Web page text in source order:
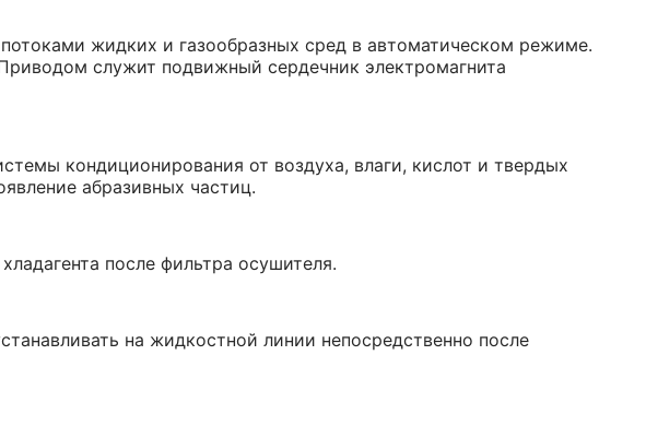
жидких и газообразных сред в автоматическом режиме.
служит подвижный сердечник электромагнита
кондиционирования от воздуха, влаги, кислот и твердых
абразивных частиц.
после фильтра осушителя.
на жидкостной линии непосредственно после